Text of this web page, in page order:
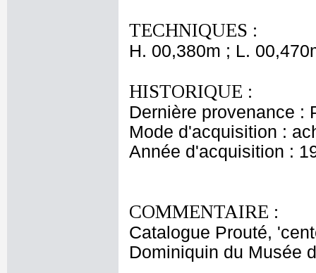
TECHNIQUES :
H. 00,380m ; L.
HISTORIQUE :
Dernière provenance :
Mode d'acquisition :
Année d'acquisition :
COMMENTAIRE :
Catalogue Prouté,
Dominiquin du Musée